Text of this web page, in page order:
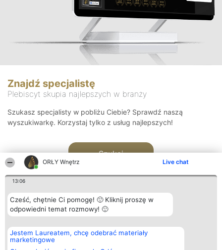
ORŁY Wnętrz Live chat
13:06
Cześć, chętnie Ci pomogę! 🙂 Kliknij proszę w
odpowiedni temat rozmowy! 🙂
Jestem Laureatem, chcę odebrać materiały
marketingowe
Znajdź specjalistę
Plebiscyt skupia najlepszych w branży
Szukasz specjalisty w pobliżu Ciebie? Sprawdź naszą
wyszukiwarkę. Korzystaj tylko z usług najlepszych!
Szukaj
Organizator plebiscytu
Bright Side Solutions sp. z o.
o. sp. k.
ul. Ruska 22
Plebiscyt
Laureaci
wszystkich
Kontakt
Kontakt